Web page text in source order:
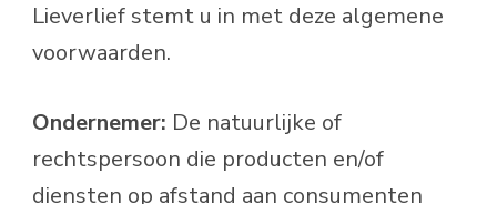
Lieverlief stemt u in met deze algemene
voorwaarden.
Ondernemer: De natuurlijke of
rechtspersoon die producten en/of
diensten op afstand aan consumenten